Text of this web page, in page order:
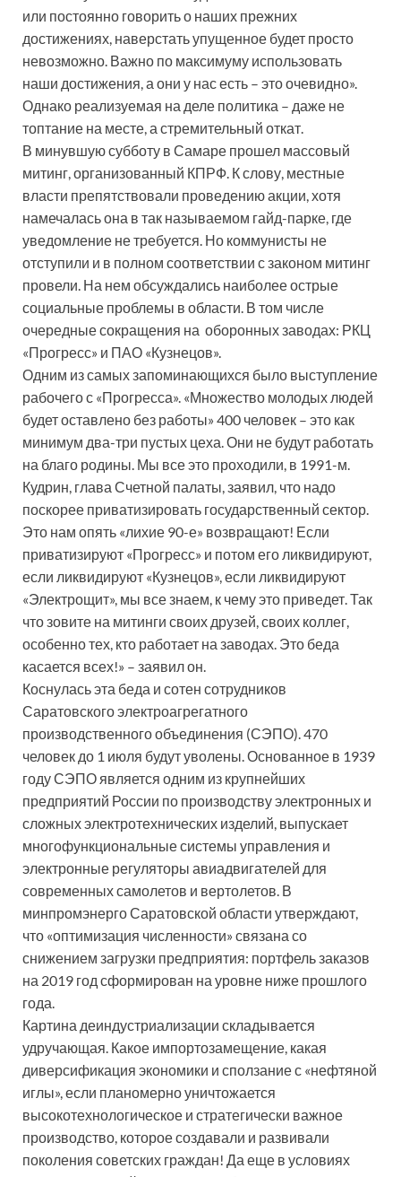
или постоянно говорить о наших прежних
достижениях, наверстать упущенное будет просто
невозможно. Важно по максимуму использовать
наши достижения, а они у нас есть – это очевидно».
Однако реализуемая на деле политика – даже не
топтание на месте, а стремительный откат.
В минувшую субботу в Самаре прошел массовый
митинг, организованный КПРФ. К слову, местные
власти препятствовали проведению акции, хотя
намечалась она в так называемом гайд-парке, где
уведомление не требуется. Но коммунисты не
отступили и в полном соответствии с законом митинг
провели. На нем обсуждались наиболее острые
социальные проблемы в области. В том числе
очередные сокращения на оборонных заводах: РКЦ
«Прогресс» и ПАО «Кузнецов».
Одним из самых запоминающихся было выступление
рабочего с «Прогресса». «Множество молодых людей
будет оставлено без работы» 400 человек – это как
минимум два-три пустых цеха. Они не будут работать
на благо родины. Мы все это проходили, в 1991-м.
Кудрин, глава Счетной палаты, заявил, что надо
поскорее приватизировать государственный сектор.
Это нам опять «лихие 90-е» возвращают! Если
приватизируют «Прогресс» и потом его ликвидируют,
если ликвидируют «Кузнецов», если ликвидируют
«Электрощит», мы все знаем, к чему это приведет. Так
что зовите на митинги своих друзей, своих коллег,
особенно тех, кто работает на заводах. Это беда
касается всех!» – заявил он.
Коснулась эта беда и сотен сотрудников
Саратовского электроагрегатного
производственного объединения (СЭПО). 470
человек до 1 июля будут уволены. Основанное в 1939
году СЭПО является одним из крупнейших
предприятий России по производству электронных и
сложных электротехнических изделий, выпускает
многофункциональные системы управления и
электронные регуляторы авиадвигателей для
современных самолетов и вертолетов. В
минпромэнерго Саратовской области утверждают,
что «оптимизация численности» связана со
снижением загрузки предприятия: портфель заказов
на 2019 год сформирован на уровне ниже прошлого
года.
Картина деиндустриализации складывается
удручающая. Какое импортозамещение, какая
диверсификация экономики и сползание с «нефтяной
иглы», если планомерно уничтожается
высокотехнологическое и стратегически важное
производство, которое создавали и развивали
поколения советских граждан! Да еще в условиях